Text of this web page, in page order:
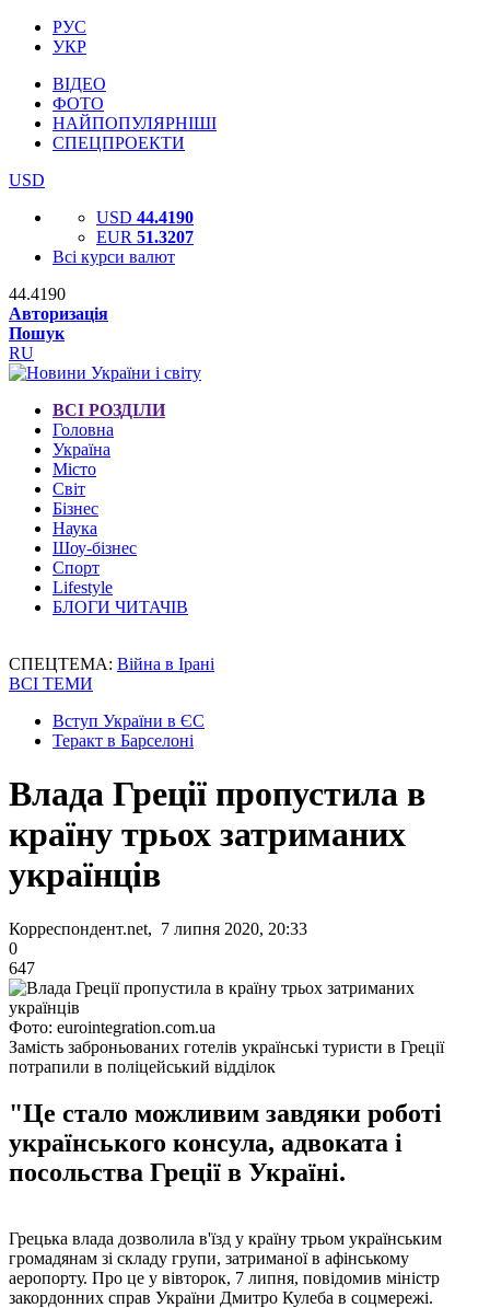
РУС
УКР
ВІДЕО
ФОТО
НАЙПОПУЛЯРНІШІ
СПЕЦПРОЕКТИ
USD
USD 44.4190
EUR 51.3207
Всі курси валют
44.4190
Авторизація
Пошук
RU
ВСІ РОЗДІЛИ
Головна
Україна
Місто
Світ
Бізнес
Наука
Шоу-бізнес
Спорт
Lifestyle
БЛОГИ ЧИТАЧІВ
СПЕЦТЕМА: Війна в Ірані
ВСІ ТЕМИ
Вступ України в ЄС
Теракт в Барселоні
Влада Греції пропустила в
країну трьох затриманих
українців
Корреспондент.net, 7 липня 2020, 20:33
0
647
Фото: eurointegration.com.ua
Замість заброньованих готелів українські туристи в Греції
потрапили в поліцейський відділок
"Це стало можливим завдяки роботі
українського консула, адвоката і
посольства Греції в Україні.
Грецька влада дозволила в'їзд у країну трьом українським
громадянам зі складу групи, затриманої в афінському
аеропорту. Про це у вівторок, 7 липня, повідомив міністр
закордонних справ України Дмитро Кулеба в соцмережі.